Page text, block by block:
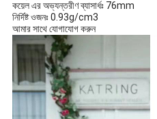
কয়েল এর অভ্যন্তরীণ ব্যাসার্ধঃ 76mm
নির্দিষ্ট ওজনঃ 0.93g/cm3
আমার সাথে যোগাযোগ করুন